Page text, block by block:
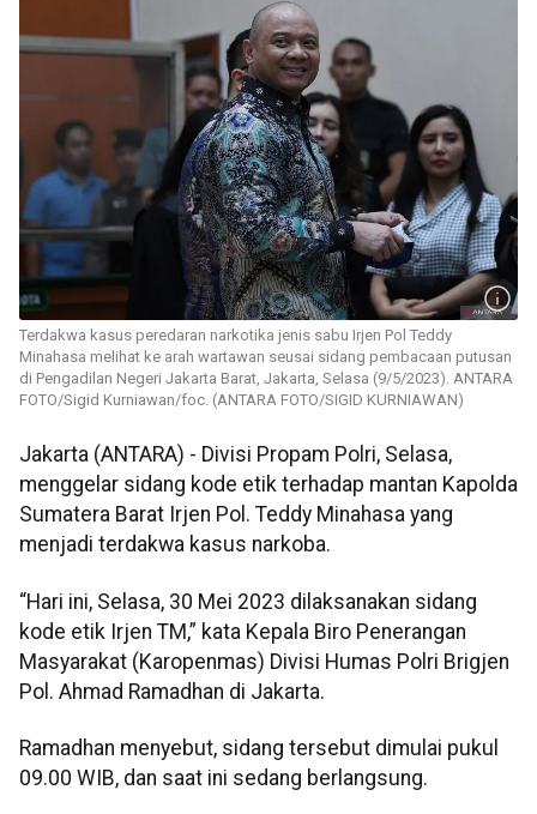
Terdakwa kasus peredaran narkotika jenis sabu Irjen Pol Teddy
Minahasa melihat ke arah wartawan seusai sidang pembacaan putusan
di Pengadilan Negeri Jakarta Barat, Jakarta, Selasa (9/5/2023). ANTARA
FOTO/Sigid Kurniawan/foc. (ANTARA FOTO/SIGID KURNIAWAN)
Jakarta (ANTARA) - Divisi Propam Polri, Selasa,
menggelar sidang kode etik terhadap mantan Kapolda
Sumatera Barat Irjen Pol. Teddy Minahasa yang
menjadi terdakwa kasus narkoba.
“Hari ini, Selasa, 30 Mei 2023 dilaksanakan sidang
kode etik Irjen TM,” kata Kepala Biro Penerangan
Masyarakat (Karopenmas) Divisi Humas Polri Brigjen
Pol. Ahmad Ramadhan di Jakarta.
Ramadhan menyebut, sidang tersebut dimulai pukul
09.00 WIB, dan saat ini sedang berlangsung.